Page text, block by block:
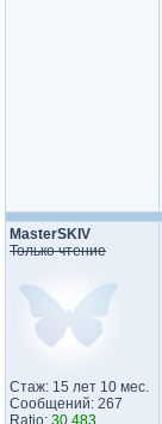
MasterSKIV
Только чтение
Стаж: 15 лет 10 мес.
Сообщений: 267
Ratio: 30.483